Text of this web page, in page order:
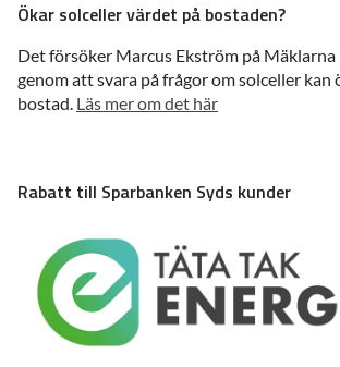
Ökar solceller värdet på bostaden?
Det försöker Marcus Ekström på
genom att svara på frågor om solceller kan
bostad. Läs mer om det här
Rabatt till Sparbanken Syds kunder